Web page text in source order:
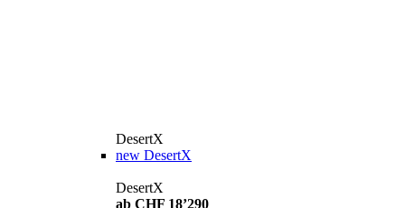
DesertX
new DesertX
DesertX
ab CHF 18’290